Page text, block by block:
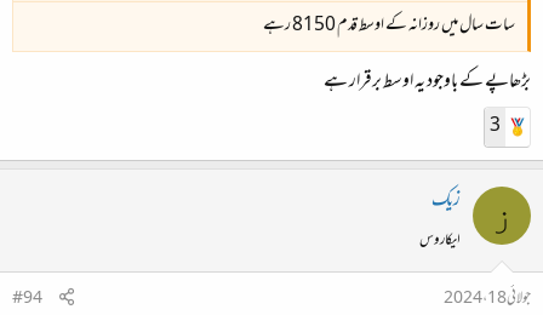
سات سال میں روزانہ کے اوسط قدم 8150 رہے
بڑھاپے کے باوجود یہ اوسط برقرار ہے
3
ز زیک
ایکاروس
جولائی 18، 2024
#94